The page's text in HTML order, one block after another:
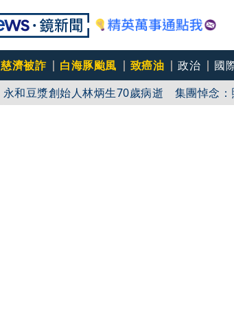
慈濟被詐 白海豚颱風 致癌油 政治 國
父親節登小巨蛋開唱 想到離世三年的爸爸 許
永和豆漿創始人林炳生70歲病逝 集團悼念：